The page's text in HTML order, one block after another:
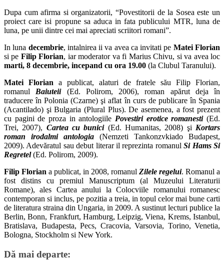
Dupa cum afirma si organizatorii, “Povestitorii de la Sosea este un
proiect care isi propune sa aduca in fata publicului MTR, luna de
luna, pe unii dintre cei mai apreciati scriitori romani”.
In luna decembrie, intalnirea ii va avea ca invitati pe Matei Florian
si pe Filip Florian, iar moderator va fi Marius Chivu, si va avea loc
marti, 8 decembrie, incepand cu ora 19.00 (la Clubul Taranului).
Matei Florian a publicat, alaturi de fratele său Filip Florian,
romanul Baiuteii(Ed. Polirom, 2006), roman apărut deja în
traducere în Polonia (Czarne) şi aflat în curs de publicare în Spania
(Acantilado) şi Bulgaria (Plural Plus). De asemenea, a fost prezent
cu pagini de proza in antologiile Povestiri erotice romanesti (Ed.
Trei, 2007), Cartea cu bunici(Ed. Humanitas, 2008) şi Kortars
roman irodalmi antologia
(Nemzeti Tankonzvkiado Budapest,
2009). Adevăratul sau debut literar il reprezinta romanulSi Hams Si
Regretel(Ed. Polirom, 2009).
Filip Florian a publicat, in 2008, romanul Zilele regelui. Romanul a
fost distins cu premiul Manuscriptum (al Muzeului Literaturii
Romane), ales Cartea anului la Colocviile romanului romanesc
contemporan si inclus, pe pozitia a treia, in topul celor mai bune carti
de literatura straina din Ungaria, in 2009. A sustinut lecturi publice la
Berlin, Bonn, Frankfurt, Hamburg, Leipzig, Viena, Krems, Istanbul,
Bratislava, Budapesta, Pecs, Cracovia, Varsovia, Torino, Venetia,
Bologna, Stockholm si New York.
Dă mai departe: